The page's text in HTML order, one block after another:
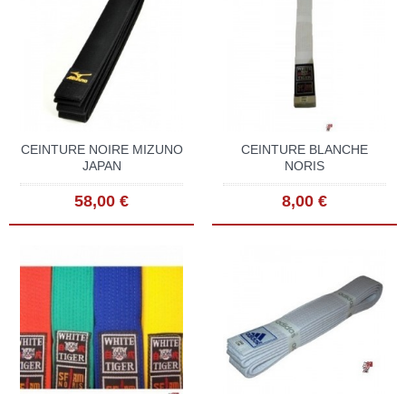
CEINTURE NOIRE MIZUNO
JAPAN
58,00 €
CEINTURE BLANCHE
NORIS
8,00 €